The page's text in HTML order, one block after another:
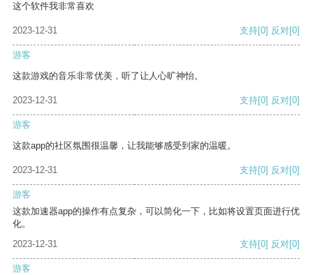
这个软件我非常喜欢
2023-12-31 支持[0] 反对[0]
游客
这款游戏的音乐非常优美，听了让人心旷神怡。
2023-12-31 支持[0] 反对[0]
游客
这款app的社区氛围很温馨，让我能够感受到家的温暖。
2023-12-31 支持[0] 反对[0]
游客
这款加速器app的操作有点复杂，可以简化一下，比如将设置页面进行优
化。
2023-12-31
支持[0] 反对[0]
游客